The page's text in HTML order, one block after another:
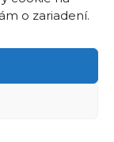
o zariadení.